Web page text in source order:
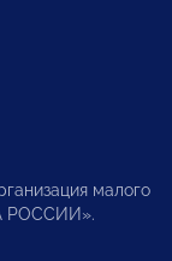
малого
РОССИИ».